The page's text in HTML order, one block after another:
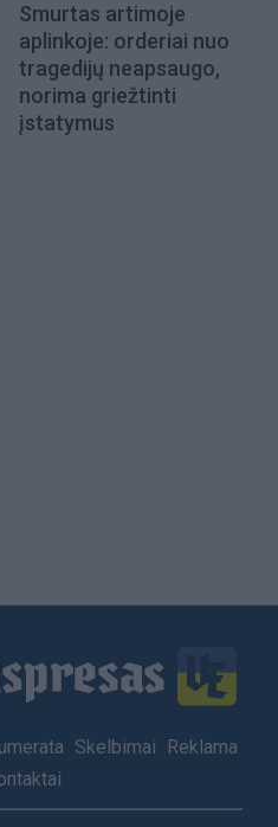
Smurtas artimoje
aplinkoje: orderiai nuo
tragedijų neapsaugo,
norima griežtinti
įstatymus
Skelbimai
Reklama